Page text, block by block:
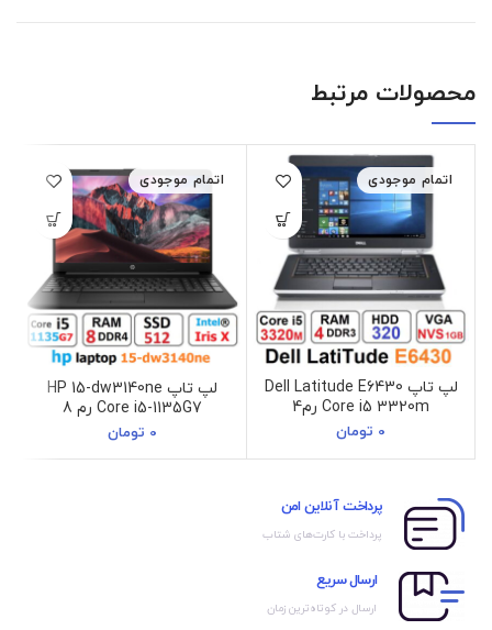
محصولات مرتبط
اتمام موجودی
لپ تاپ Dell Latitude E6430
Core i5 3320m رم4
0 تومان
اتمام موجودی
لپ تاپ HP 15-dw3140ne
Core i5-1135G7 رم 8
0 تومان
پرداخت آنلاین امن
پرداخت با کارت‌های شتاب
ارسال سریع
ارسال در کوتاه‌ترین زمان